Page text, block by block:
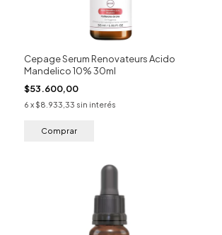
Cepage Serum Renovateurs Acido
Mandelico 10% 30ml
$53.600,00
6 x $8.933,33 sin interés